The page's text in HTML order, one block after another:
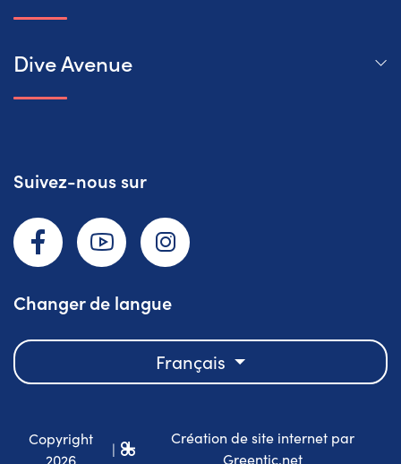
Dive Avenue
Suivez-nous sur
Changer de langue
Français
Copyright
2026
|
Création de site internet par
Greentic.net